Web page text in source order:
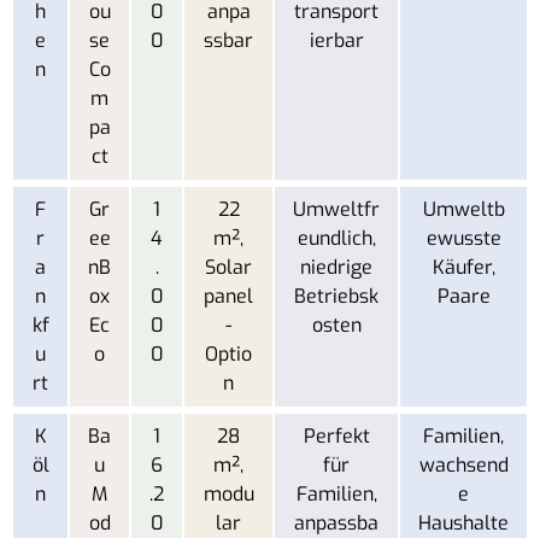
h
e
n
ou
se
Co
m
pa
ct
0
0
anpa
ssbar
transport
ierbar
F
r
a
n
kf
u
rt
Gr
ee
nB
ox
Ec
o
1
4
.
0
0
0
22
m²,
Solar
panel
-
Optio
n
Umweltfr
eundlich,
niedrige
Betriebsk
osten
Umweltb
ewusste
Käufer,
Paare
K
öl
n
Ba
u
M
od
1
6
.2
0
28
m²,
modu
lar
Perfekt
für
Familien,
anpassba
Familien,
wachsend
e
Haushalte